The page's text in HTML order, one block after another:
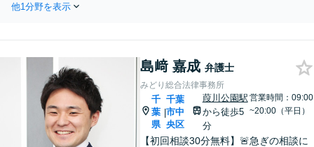
さい【初回面談無料】
【分割払い可】
起訴回避を目指します。守秘
相談ください【日曜面談可】
【原則初回面談無料】
他1分野を表示
島﨑 嘉成 弁護士
みどり総合法律事務所
千
葉
県
|
千葉
市中
央区
葭川公園駅
から徒歩5
分
営業時間：09:00
~20:00（平日）
【初回相談30分無料】🚨急ぎの相談に